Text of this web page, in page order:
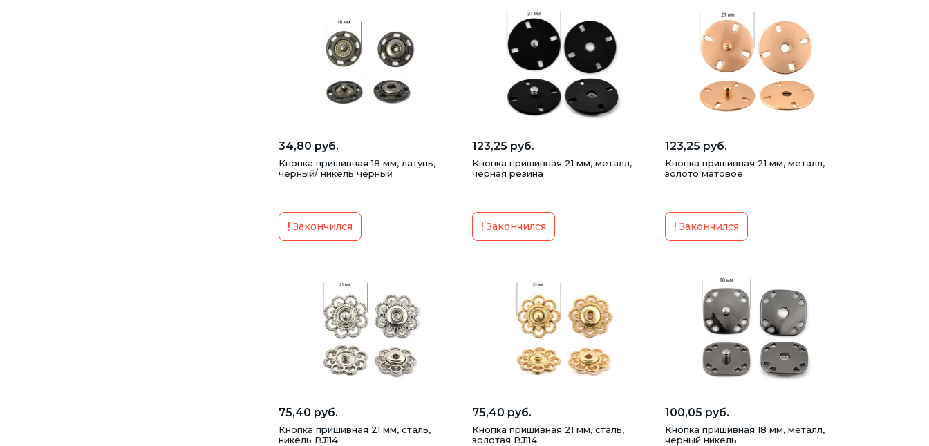
34,80 руб.
Кнопка пришивная 18 мм, латунь,
черный/ никель черный
Закончился
123,25 руб.
Кнопка пришивная 21 мм, металл,
черная резина
Закончился
123,25 руб.
Кнопка пришивная 21 мм, металл,
золото матовое
Закончился
75,40 руб.
Кнопка пришивная 21 мм, сталь,
никель BJ114
75,40 руб.
Кнопка пришивная 21 мм, сталь,
золотая BJ114
100,05 руб.
Кнопка пришивная 18 мм, металл,
черный никель